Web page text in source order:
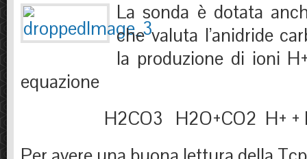
La sonda è dotata
che valuta l’anidride
la produzione di ioni
equazione
H2CO3 H2O+CO2 H+ +